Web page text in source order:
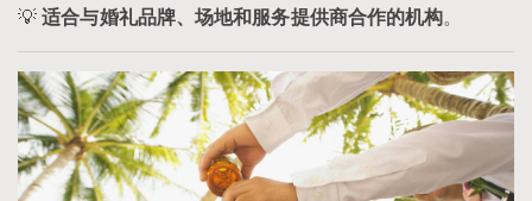
💡适合与婚礼品牌、场地和服务提供商合作的机构。